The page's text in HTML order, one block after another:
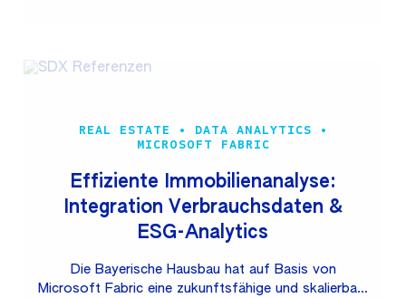
REAL ESTATE • DATA ANALYTICS •
MICROSOFT FABRIC
Effiziente Immobilienanalyse:
Integration Verbrauchsdaten &
ESG-Analytics
Die Bayerische Hausbau hat auf Basis von
Microsoft Fabric eine zukunftsfähige und skalierbare